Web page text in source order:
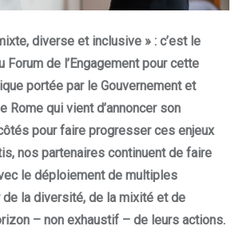
diverse et inclusive » : c’est le
Forum de l’Engagement pour cette
portée par le Gouvernement et
Rome qui vient d’annoncer son
pour faire progresser ces enjeux
nos partenaires continuent de faire
le déploiement de multiples
la diversité, de la mixité et de
– non exhaustif – de leurs actions.